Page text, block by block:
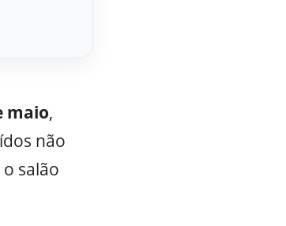
maio,
não
salão